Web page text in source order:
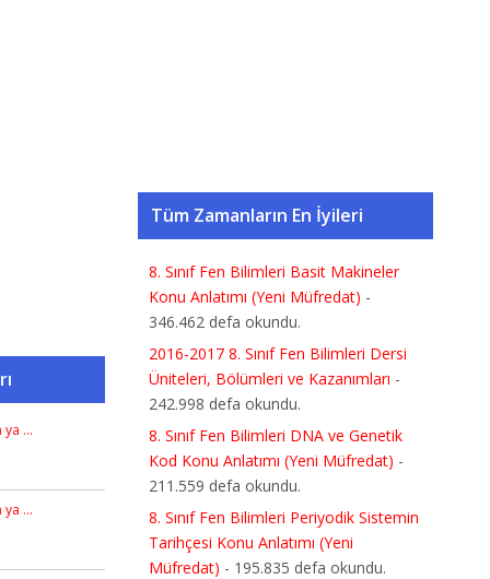
ya …
ya …
Tüm Zamanların En İyileri
8. Sınıf Fen Bilimleri Basit Makineler
Konu Anlatımı (Yeni Müfredat) -
346.462 defa okundu.
2016-2017 8. Sınıf Fen Bilimleri Dersi
Üniteleri, Bölümleri ve Kazanımları -
242.998 defa okundu.
8. Sınıf Fen Bilimleri DNA ve Genetik
Kod Konu Anlatımı (Yeni Müfredat) -
211.559 defa okundu.
8. Sınıf Fen Bilimleri Periyodik Sistemin
Tarihçesi Konu Anlatımı (Yeni
Müfredat) - 195.835 defa okundu.